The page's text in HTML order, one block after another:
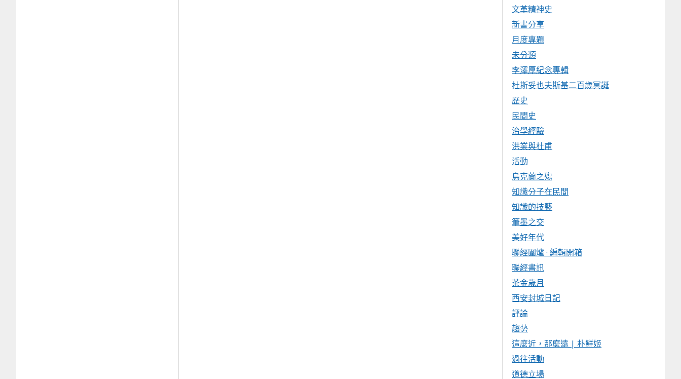
文革精神史
新書分享
月度專題
未分類
李澤厚紀念專輯
杜斯妥也夫斯基二百歲冥誕
歷史
民間史
治學經驗
洪業與杜甫
活動
烏克蘭之殤
知識分子在民間
知識的技藝
筆墨之交
美好年代
聯經圍爐 · 編輯開箱
聯經書訊
茶金歲月
西安封城日記
評論
趨勢
這麼近，那麼遠 | 朴鮮姬
過往活動
道德立場